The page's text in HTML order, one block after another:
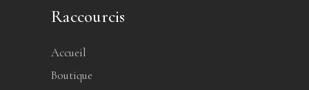
Raccourcis
Accueil
Boutique